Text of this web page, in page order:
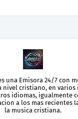
una Emisora 24/7 con
nivel cristiano, en varios
idiomas, igualmente
a los mas recientes
la musica cristiana.